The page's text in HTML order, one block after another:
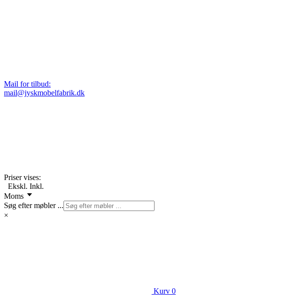
Mail for tilbud:
mail@jyskmobelfabrik.dk
Priser vises:
Ekskl. Inkl.
Moms
Søg efter møbler ...
×
Kurv 0